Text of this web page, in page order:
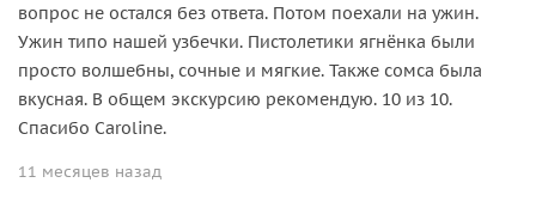
вопрос не остался без ответа. Потом поехали на ужин.
Ужин типо нашей узбечки. Пистолетики ягнёнка были
просто волшебны, сочные и мягкие. Также сомса была
вкусная. В общем экскурсию рекомендую. 10 из 10.
Спасибо Caroline.
11 месяцев назад